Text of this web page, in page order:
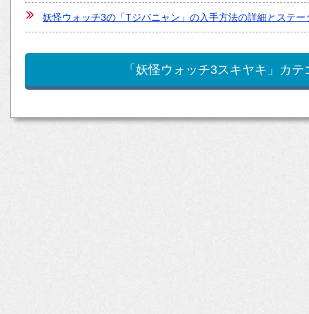
妖怪ウォッチ3の「Tジバニャン」の入手方法の詳細とステ
「妖怪ウォッチ3スキヤキ」カ